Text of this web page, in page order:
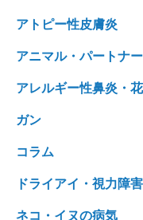
アトピー性皮膚炎
アニマル・パートナ
アレルギー性鼻炎・
ガン
コラム
ドライアイ・視力障害
ネコ・イヌの病気